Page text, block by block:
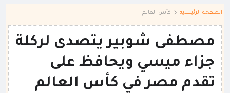
الصفحة الرئيسية كأس العالم
مصطفى شوبير يتصدى لركلة
جزاء ميسي ويحافظ على
تقدم مصر في كأس العالم